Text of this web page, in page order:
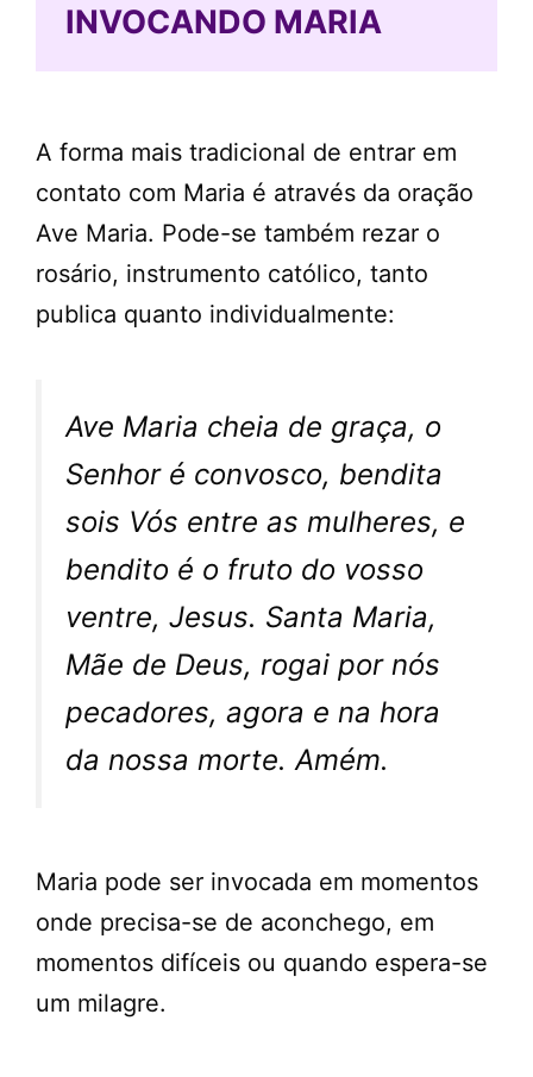
INVOCANDO MARIA
A forma mais tradicional de entrar em
contato com Maria é através da oração
Ave Maria. Pode-se também rezar o
rosário, instrumento católico, tanto
publica quanto individualmente:
Ave Maria cheia de graça, o
Senhor é convosco, bendita
sois Vós entre as mulheres, e
bendito é o fruto do vosso
ventre, Jesus. Santa Maria,
Mãe de Deus, rogai por nós
pecadores, agora e na hora
da nossa morte. Amém.
Maria pode ser invocada em momentos
onde precisa-se de aconchego, em
momentos difíceis ou quando espera-se
um milagre.